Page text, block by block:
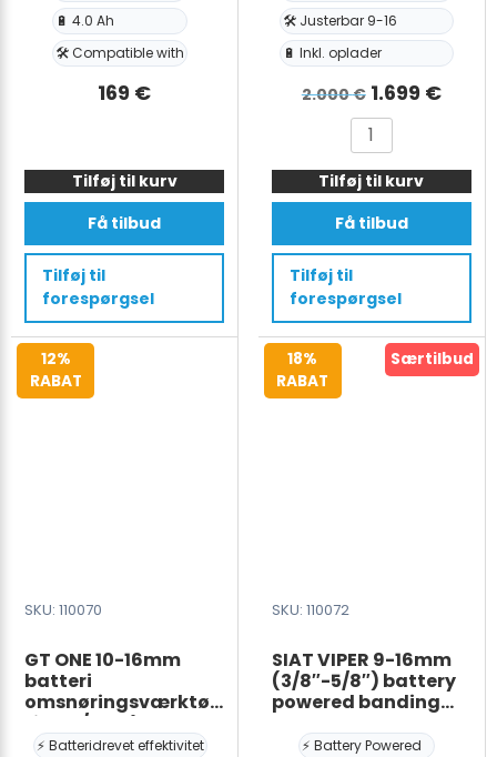
🔋 4.0 Ah
🛠️ Compatible with
169 €
battery
strapping
tool
GT-
ONE
SP3
14,4V
Tilføj til kurv
Få tilbud
Tilføj til
forespørgsel
🛠️ Justerbar 9-16
🔋 Inkl. oplader
2.000€ Den
oprindelige
pris
var:
2.000 €.
1.699 €Den
GT
SMART
9-
16mm
til
plastbånd
med
Batteri
Tilføj til kurv
Få tilbud
Tilføj til
forespørgsel
12%
RABAT
SKU: 110070
GT ONE 10-16mm
batteri
omsnøringsværktøj
til PET/PP bånd med
Batteri & Oplader
⚡ Batteridrevet effektivitet
Særtilbud
18%
RABAT
SKU: 110072
SIAT VIPER 9-16mm
(3/8″-5/8″) battery
powered banding
⚡ Battery Powered